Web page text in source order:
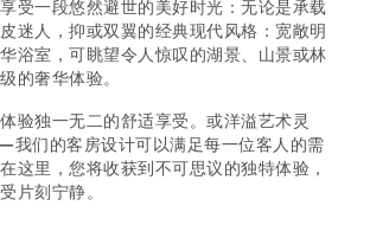
受一段悠然避世的美好时光：无论是承载
迷人，抑或双翼的经典现代风格：宽敞明
浴室，可眺望令人惊叹的湖景、山景或林
的奢华体验。
验独一无二的舒适享受。或洋溢艺术灵
我们的客房设计可以满足每一位客人的需
这里，您将收获到不可思议的独特体验，
片刻宁静。